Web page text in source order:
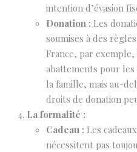
intention d’évasion
Donation : Les
soumises à des
France, par
abattements pour
la famille, mais au-
droits de donation
La formalité :
Cadeau : Les
nécessitent pas